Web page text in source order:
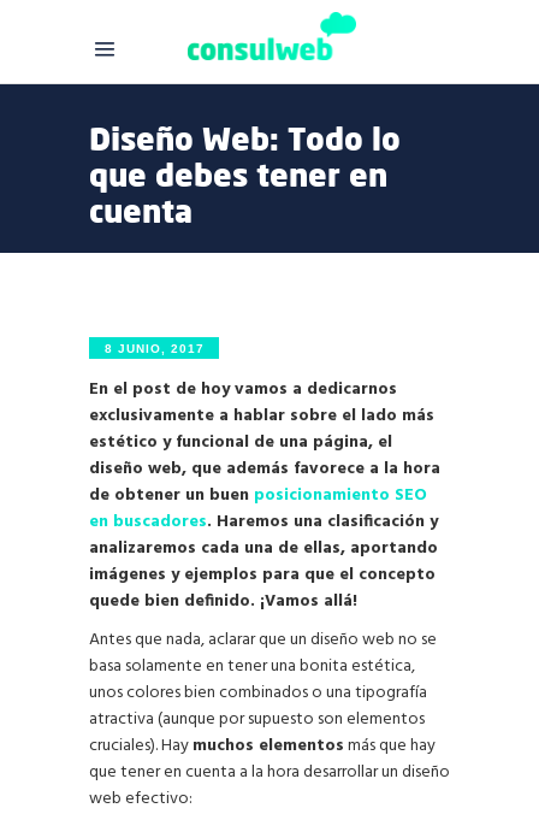
Diseño Web: Todo lo
que debes tener en
cuenta
8 JUNIO, 2017
En el post de hoy vamos a dedicarnos
exclusivamente a hablar sobre el lado más
estético y funcional de una página, el
diseño web, que además favorece a la hora
de obtener un buen posicionamiento SEO
en buscadores. Haremos una clasificación y
analizaremos cada una de ellas, aportando
imágenes y ejemplos para que el concepto
quede bien definido. ¡Vamos allá!
Antes que nada, aclarar que un diseño web no se
basa solamente en tener una bonita estética,
unos colores bien combinados o una tipografía
atractiva (aunque por supuesto son elementos
cruciales). Haymuchos elementosmás que hay
que tener en cuenta a la hora desarrollar un diseño
web efectivo: